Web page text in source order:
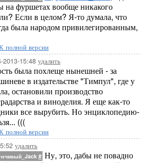
на фуршетах вообще никакого
Если в целом? Я-то думала, что
была народом привилегированным,
полной версии
2013-15:48 удалить
была похлеще нынешней - за
в издательстве "Тимпул", где у
остановили производство
и виноделия. Я еще как-то
все вырубить. Но энциклопедию-
(((
полной версии
удалить
# Ну, это, дабы не повадно